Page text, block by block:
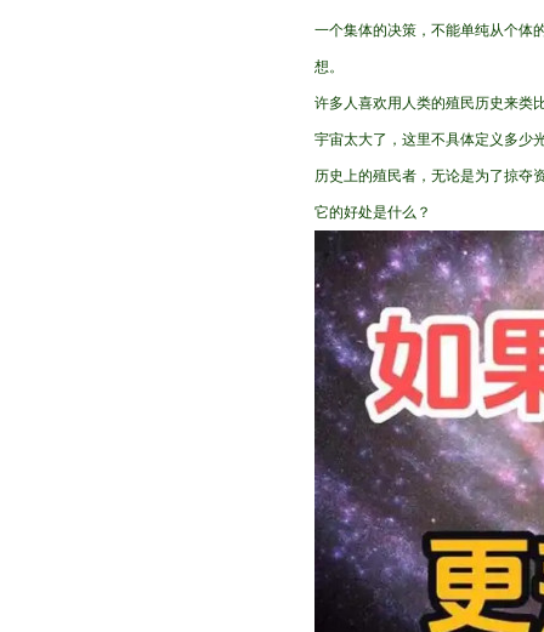
一个集体的决策，不能单纯从个体
想。
许多人喜欢用人类的殖民历史来类
宇宙太大了，这里不具体定义多少
历史上的殖民者，无论是为了掠夺
它的好处是什么？